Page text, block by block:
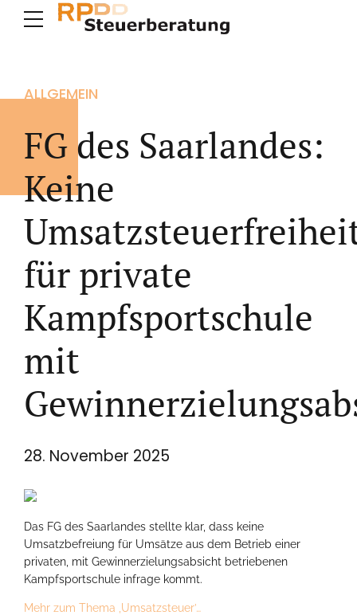
ALLGEMEIN
FG des Saarlandes:
Keine
für private
Kampfsportschule
mit
28. November 2025
Das FG des Saarlandes stellte klar, dass keine
Umsatzbefreiung für Umsätze aus dem Betrieb einer
privaten, mit Gewinnerzielungsabsicht betriebenen
Kampfsportschule infrage kommt.
Mehr zum Thema ‚Umsatzsteuer’…